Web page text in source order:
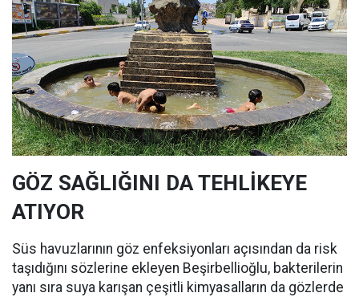
GÖZ SAĞLIĞINI DA TEHLİKEYE
ATIYOR
Süs havuzlarının göz enfeksiyonları açısından da risk
taşıdığını sözlerine ekleyen Beşirbellioğlu, bakterilerin
yanı sıra suya karışan çeşitli kimyasalların da gözlerde